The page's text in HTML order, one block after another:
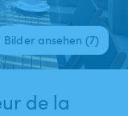
Bilder ansehen (7)
de la